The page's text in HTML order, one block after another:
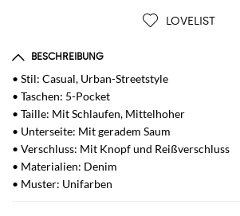
LOVELIST
BESCHREIBUNG
• Stil: Casual, Urban-Streetstyle
• Taschen: 5-Pocket
• Taille: Mit Schlaufen, Mittelhoher
• Unterseite: Mit geradem Saum
• Verschluss: Mit Knopf und Reißverschluss
• Materialien: Denim
• Muster: Unifarben